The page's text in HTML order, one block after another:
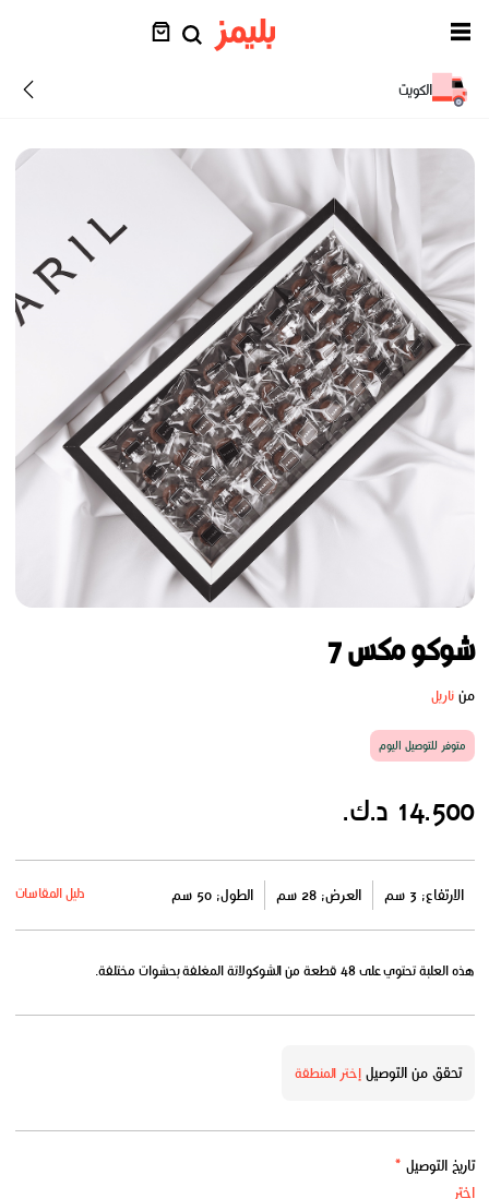
الكويت
شوكو مكس 7
منناريل
متوفر للتوصيل اليوم
14.500 د.ك.
الارتفاع: 3 سم العرض: 28 سم الطول: 50 سم دليل المقاسات
هذه العلبة تحتوي على 48 قطعة من الشوكولاتة المغلفة بحشوات مختلفة.
تحقق من التوصيلإختر المنطقة
تاريخ التوصيل *